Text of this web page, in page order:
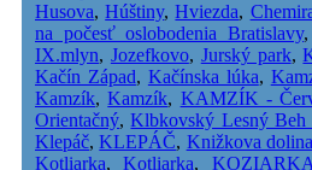
Husova,Húštiny,Hviezda,
na počesť oslobodenia Bratislavy,
IX.mlyn, Jozefkovo, Jurský park,
Kačín Západ, Kačínska lúka,
Kamzík,Kamzík, KAMZÍK -
Orientačný,Klbkovský Lesný
Klepáč,KLEPÁČ, Knižkova dolina
Kotliarka,Kotliarka,